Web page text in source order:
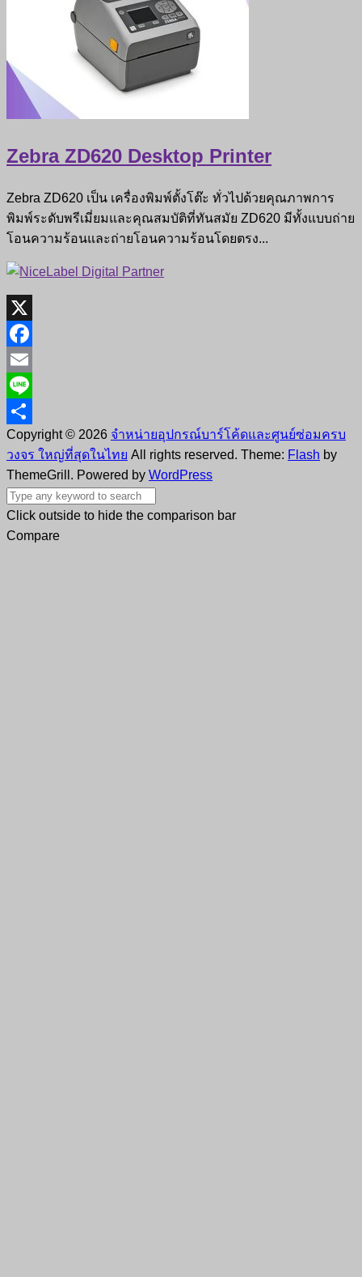
Zebra ZD620 Desktop Printer
Zebra ZD620 เป็น เครื่องพิมพ์ตั้งโต๊ะ ทั่วไปด้วยคุณภาพการ
พิมพ์ระดับพรีเมี่ยมและคุณสมบัติที่ทันสมัย ZD620 มีทั้งแบบถ่าย
โอนความร้อนและถ่ายโอนความร้อนโดยตรง...
X
Facebook
Email
Line
Share
Copyright © 2026 จำหน่ายอุปกรณ์บาร์โค้ดและศูนย์ซ่อมครบ
วงจร ใหญ่ที่สุดในไทย All rights reserved. Theme: Flash by
ThemeGrill. Powered by WordPress
Click outside to hide the comparison bar
Compare